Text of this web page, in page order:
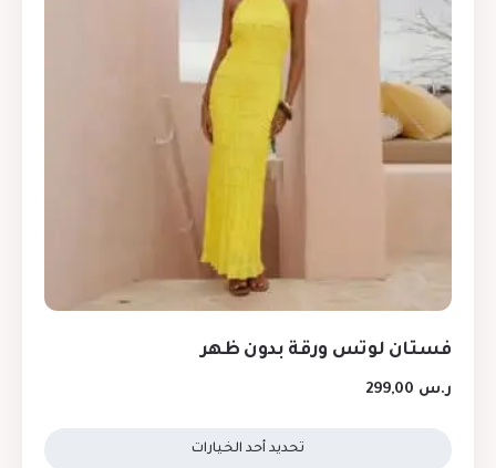
فستان لوتس ورقة بدون ظهر
ر.س
تحديد أحد الخيارات